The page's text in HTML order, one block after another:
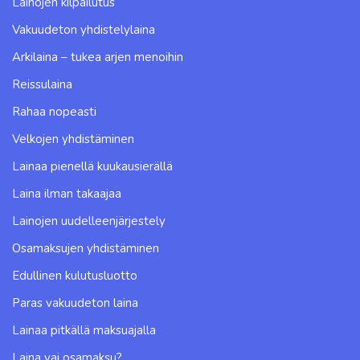
Vakuudeton yhdistelylaina
Arkilaina – tukea arjen menoihin
Reissulaina
Rahaa nopeasti
Velkojen yhdistäminen
Lainaa pienellä kuukausierällä
Laina ilman takaajaa
Lainojen uudelleenjärjestely
Osamaksujen yhdistäminen
Edullinen kulutusluotto
Paras vakuudeton laina
Lainaa pitkällä maksuajalla